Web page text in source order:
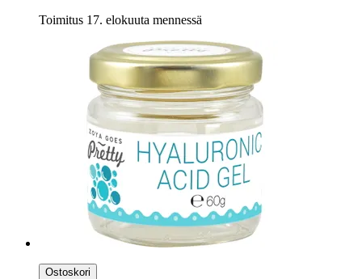
Toimitus 17. elokuuta mennessä
Ostoskori